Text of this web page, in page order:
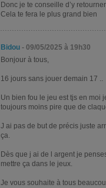
Donc je te conseille d’y
Cela te fera le plus grand bien
Bidou - 09/05/2025 à 19h30
Bonjour à tous,
16 jours sans jouer demain 17 ..
Un bien fou le jeu est tjs en moi
toujours moins pire que de
J ai pas de but de précis juste
ça.
Dès que j ai de l argent je
mettre ça dans le jeux.
Je vous souhaite à tous